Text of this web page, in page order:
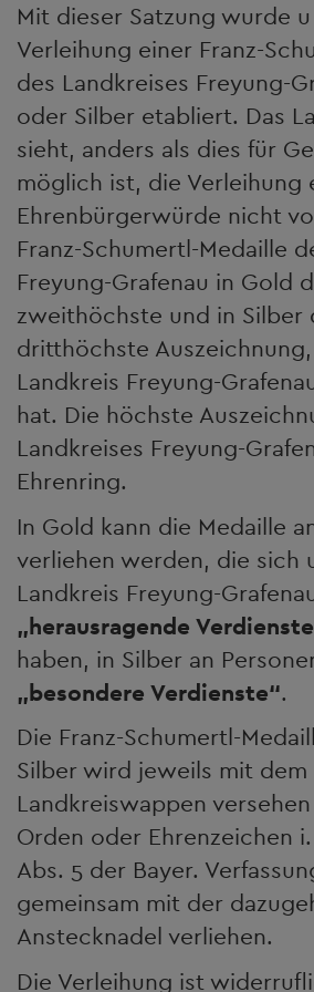
Mit dieser Satzung wurde
Verleihung einer Franz-
des Landkreises Freyung-
oder Silber etabliert. Das
sieht, anders als dies für
möglich ist, die Verleihung
Ehrenbürgerwürde nicht
Franz-Schumertl-Medaille
Freyung-Grafenau in Gold
zweithöchste und in Silber
dritthöchste
Landkreis Freyung-
hat. Die höchste
Landkreises Freyung-
Ehrenring.
In Gold kann die Medaille
verliehen werden, die sich
Landkreis Freyung-
„herausragende
haben, in Silber an
„besondere Verdienste“.
Die Franz-Schumertl-
Silber wird jeweils mit dem
Landkreiswappen
Orden oder Ehrenzeichen
Abs. 5 der Bayer.
gemeinsam mit der
Anstecknadel verliehen.
Die Verleihung ist